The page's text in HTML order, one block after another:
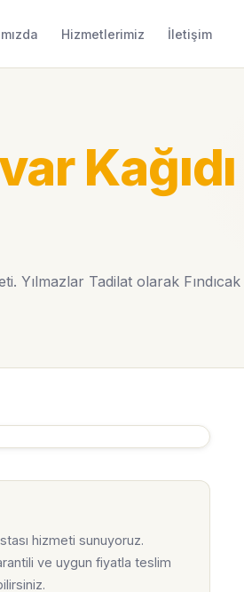
Hizmetlerimiz İletişim
Kağıdı
Yılmazlar Tadilat olarak
hizmeti sunuyoruz.
ve uygun fiyatla teslim